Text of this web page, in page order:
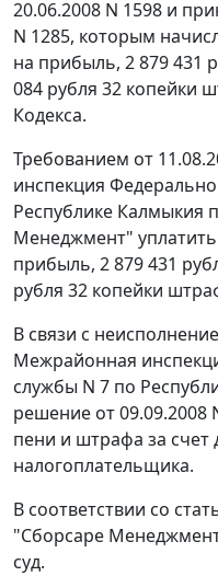
20.06.2008 N 1598 и
N 1285, которым
на прибыль, 2 879 431
084 рубля 32 копейки
Кодекса.
Требованием от
инспекция
Республике Калмыкия
Менеджмент" уплатить
прибыль, 2 879 431
рубля 32 копейки
В связи с
Межрайонная
службы N 7 по
решение от 09.09.2008
пени и штрафа за счет
налогоплательщика.
В соответствии со
"Сборсаре
суд.